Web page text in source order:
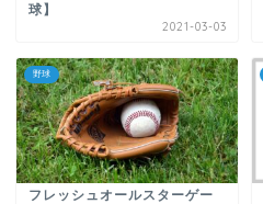
球】
2021-03-03
野球
フレッシュオールスターゲー